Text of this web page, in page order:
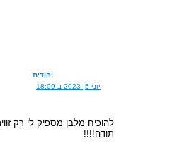
יהודית
יוני 5, 2023 ב 18:09
להוכיח מלבן מספיק לי רק
תודה!!!!